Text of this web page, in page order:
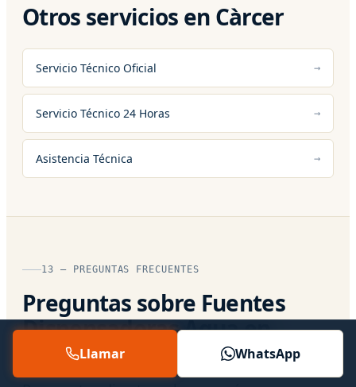
Otros servicios en Càrcer
Servicio Técnico Oficial
Servicio Técnico 24 Horas
Asistencia Técnica
13 — PREGUNTAS FRECUENTES
Preguntas sobre Fuentes
Dispensadoras Agua en
CàrcerLlamar WhatsApp